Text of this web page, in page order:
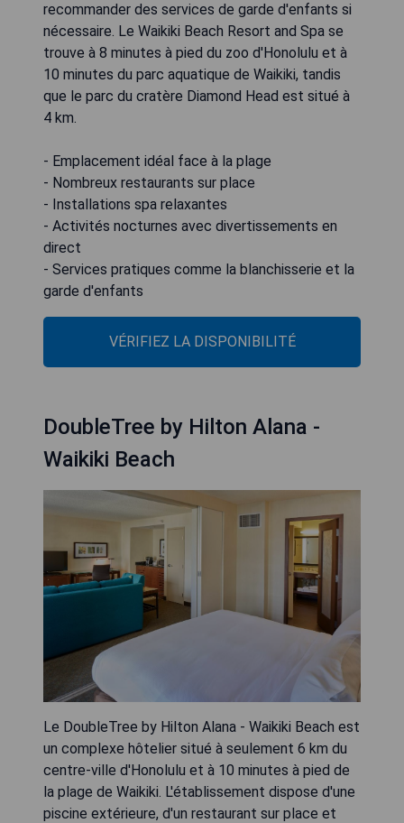
recommander des services de garde d'enfants si
nécessaire. Le Waikiki Beach Resort and Spa se
trouve à 8 minutes à pied du zoo d'Honolulu et à
10 minutes du parc aquatique de Waikiki, tandis
que le parc du cratère Diamond Head est situé à
4 km.
- Emplacement idéal face à la plage
- Nombreux restaurants sur place
- Installations spa relaxantes
- Activités nocturnes avec divertissements en
direct
- Services pratiques comme la blanchisserie et la
garde d'enfants
VÉRIFIEZ LA DISPONIBILITÉ
DoubleTree by Hilton Alana -
Waikiki Beach
Le DoubleTree by Hilton Alana - Waikiki Beach est
un complexe hôtelier situé à seulement 6 km du
centre-ville d'Honolulu et à 10 minutes à pied de
la plage de Waikiki. L'établissement dispose d'une
piscine extérieure, d'un restaurant sur place et